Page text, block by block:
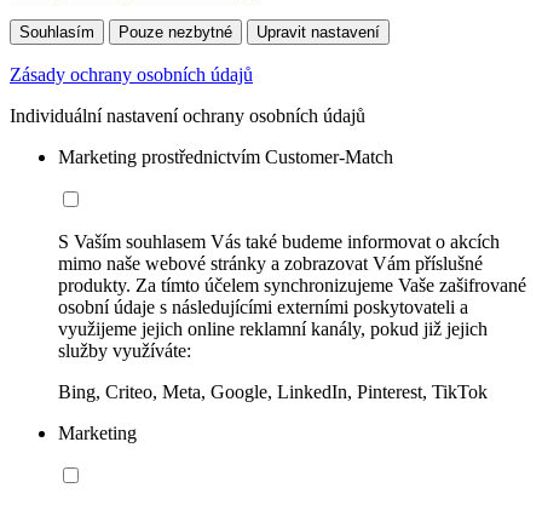
Souhlasím Pouze nezbytné Upravit nastavení
Zásady ochrany osobních údajů
Individuální nastavení ochrany osobních údajů
Marketing prostřednictvím Customer-Match
S Vaším souhlasem Vás také budeme informovat o akcích
mimo naše webové stránky a zobrazovat Vám příslušné
produkty. Za tímto účelem synchronizujeme Vaše zašifrované
osobní údaje s následujícími externími poskytovateli a
využijeme jejich online reklamní kanály, pokud již jejich
služby využíváte:
Bing, Criteo, Meta, Google, LinkedIn, Pinterest, TikTok
Marketing